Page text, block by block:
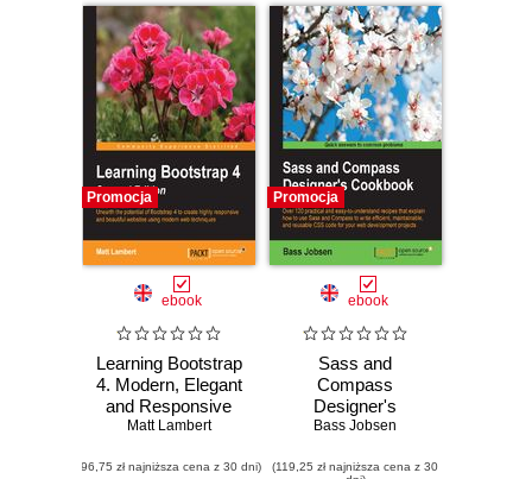
Promocja
ebook
Learning Bootstrap
4. Modern, Elegant
and Responsive
Web Design Made
Edition
Matt Lambert
(96,75 zł najniższa cena z 30 dni)
Promocja
ebook
Sass and
Compass
Designer's
Cookbook. Over
easy-to-
Bass Jobsen
(119,25 zł najniższa cena z 30